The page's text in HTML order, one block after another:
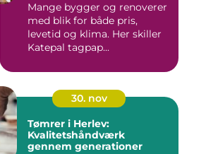
Mange bygger og renoverer
med blik for både pris,
levetid og klima. Her skiller
Katepal tagpap...
30. nov
Tømrer i Herlev:
Kvalitetshåndværk
gennem generationer